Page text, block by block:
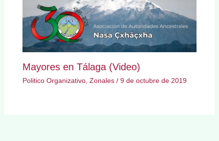
Mayores en Tálaga (Video)
Politico Organizativo, Zonales/ 9 de octubre de 2019